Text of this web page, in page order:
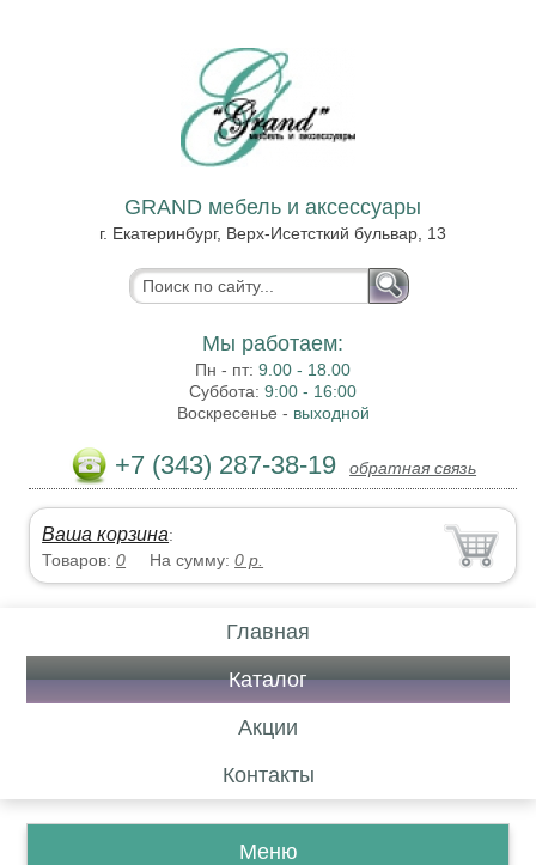
GRAND мебель и аксессуары
г. Екатеринбург, Верх-Исетсткий бульвар, 13
Мы работаем:
Пн - пт:9.00 - 18.00
Суббота:9:00 - 16:00
Воскресенье - выходной
+7 (343) 287-38-19 обратная связь
Ваша корзина:
Товаров:0 На сумму:0 р.
Главная
Каталог
Акции
Контакты
Меню